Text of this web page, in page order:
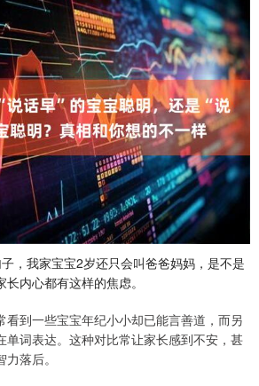
，我家宝宝2岁还只会叫爸爸妈妈，是不是
内心都有这样的焦虑。
看到一些宝宝年纪小小却已能言善道，而另
单词表达。这种对比常让家长感到不安，甚
落后。